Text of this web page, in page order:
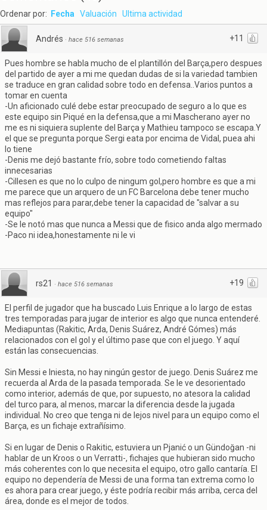
Ordenar por: Fecha Valuación Ultima actividad
+11
Andrés · hace 516 semanas
Pues hombre se habla mucho de el plantillón del Barça,pero despues
del partido de ayer a mi me quedan dudas de si la variedad tambien
se traduce en gran calidad sobre todo en defensa..Varios puntos a
tomar en cuenta
-Un aficionado culé debe estar preocupado de seguro a lo que es
este equipo sin Piqué en la defensa,que a mi Mascherano ayer no
me es ni siquiera suplente del Barça y Mathieu tampoco se escapa.Y
el que se pregunta porque Sergi eata por encima de Vidal, puea ahi
lo tiene
-Denis me dejó bastante frío, sobre todo cometiendo faltas
innecesarias
-Cillesen es que no lo culpo de ningum gol,pero hombre es que a mi
me parece que un arquero de un FC Barcelona debe tener mucho
mas reflejos para parar,debe tener la capacidad de "salvar a su
equipo"
-Se le notó mas que nunca a Messi que de fisico anda algo mermado
-Paco ni idea,honestamente ni le vi
+19
rs21 · hace 516 semanas
El perfil de jugador que ha buscado Luis Enrique a lo largo de estas
tres temporadas para jugar de interior es algo que nunca entenderé.
Mediapuntas (Rakitic, Arda, Denis Suárez, André Gómes) más
relacionados con el gol y el último pase que con el juego. Y aquí
están las consecuencias.
Sin Messi e Iniesta, no hay ningún gestor de juego. Denis Suárez me
recuerda al Arda de la pasada temporada. Se le ve desorientado
como interior, además de que, por supuesto, no atesora la calidad
del turco para, al menos, marcar la diferencia desde la jugada
individual. No creo que tenga ni de lejos nivel para un equipo como el
Barça, es un fichaje extrañísimo.
Si en lugar de Denis o Rakitic, estuviera un Pjanić o un Gündoğan -ni
hablar de un Kroos o un Verratti-, fichajes que hubieran sido mucho
más coherentes con lo que necesita el equipo, otro gallo cantaría. El
equipo no dependería de Messi de una forma tan extrema como lo
es ahora para crear juego, y éste podría recibir más arriba, cerca del
área, donde es el mejor de todos.